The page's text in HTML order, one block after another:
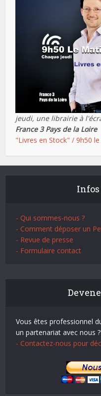
jeudi, une librairie à
France 3 Pays de la Loire
"Livres en Stock" / 9h50
- Qui sommes-nous ?
- Comment déposer un
- Revue de presse
- Formulaire contact
Vous êtes professionnel
un partenariat avec nous ?
- Contactez-nous pour